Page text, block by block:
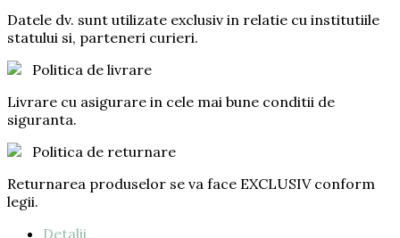
Datele dv. sunt utilizate exclusiv in relatie cu institutiile
statului si, parteneri curieri.
Politica de livrare
Livrare cu asigurare in cele mai bune conditii de
siguranta.
Politica de returnare
Returnarea produselor se va face EXCLUSIV conform
legii.
Detalii